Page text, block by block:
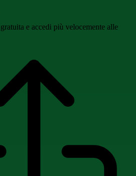
e accedi più velocemente alle